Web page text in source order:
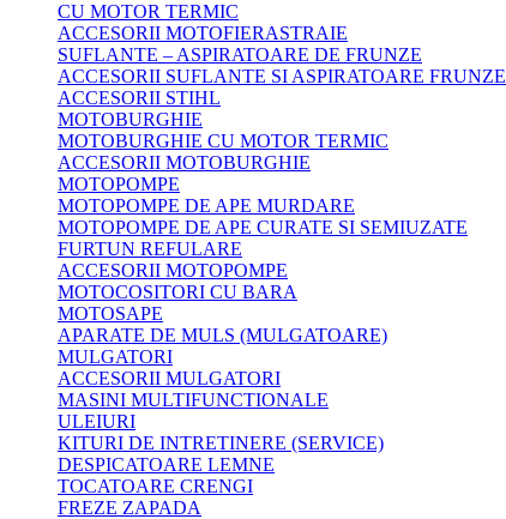
CU MOTOR TERMIC
ACCESORII MOTOFIERASTRAIE
SUFLANTE – ASPIRATOARE DE FRUNZE
ACCESORII SUFLANTE SI ASPIRATOARE FRUNZE
ACCESORII STIHL
MOTOBURGHIE
MOTOBURGHIE CU MOTOR TERMIC
ACCESORII MOTOBURGHIE
MOTOPOMPE
MOTOPOMPE DE APE MURDARE
MOTOPOMPE DE APE CURATE SI SEMIUZATE
FURTUN REFULARE
ACCESORII MOTOPOMPE
MOTOCOSITORI CU BARA
MOTOSAPE
APARATE DE MULS (MULGATOARE)
MULGATORI
ACCESORII MULGATORI
MASINI MULTIFUNCTIONALE
ULEIURI
KITURI DE INTRETINERE (SERVICE)
DESPICATOARE LEMNE
TOCATOARE CRENGI
FREZE ZAPADA